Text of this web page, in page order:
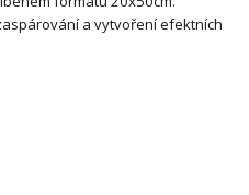
a vytvoření efektních